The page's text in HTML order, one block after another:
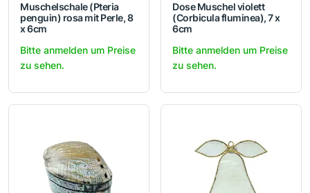
Muschelschale (Pteria
penguin) rosa mit Perle, 8
x 6cm
Bitte anmelden um Preise
zu sehen.
Dose Muschel violett
(Corbicula fluminea), 7 x
6cm
Bitte anmelden um Preise
zu sehen.